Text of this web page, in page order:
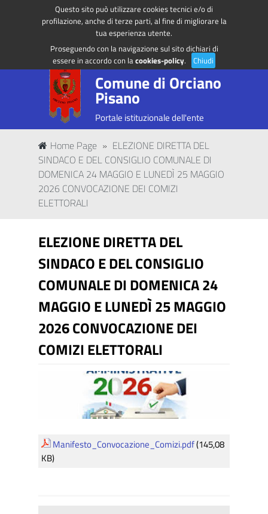
Questo sito può utilizzare cookies tecnici e/o di
profilazione, anche di terze parti, al fine di migliorare la
tua esperienza utente.
Proseguendo con la navigazione sul sito dichiari di
essere in accordo con lacookies-policy. Chiudi
Regione Toscana Accedi ai servizi
Comune di Orciano
Pisano
Portale istituzionale dell'ente
Home Page » ELEZIONE DIRETTA DEL
SINDACO E DEL CONSIGLIO COMUNALE DI
DOMENICA 24 MAGGIO E LUNEDÌ 25 MAGGIO
2026 CONVOCAZIONE DEI COMIZI
ELETTORALI
ELEZIONE DIRETTA DEL
SINDACO E DEL CONSIGLIO
COMUNALE DI DOMENICA 24
MAGGIO E LUNEDÌ 25 MAGGIO
2026 CONVOCAZIONE DEI
COMIZI ELETTORALI
Manifesto_Convocazione_Comizi.pdf(145,08
KB)